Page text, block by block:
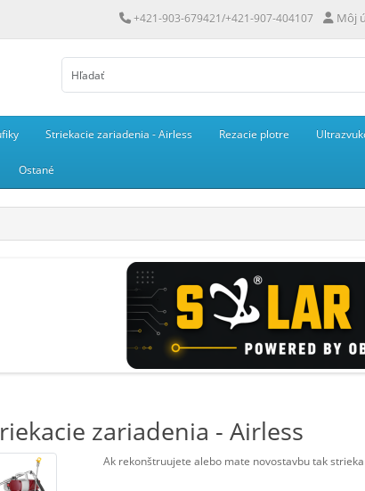
+421-903-679421/+421-907-404107 Môj
Striekacie zariadenia - Airless Rezacie plotre
Ostané
zariadenia - Airless
Ak rekonštruujete alebo mate novostavbu tak